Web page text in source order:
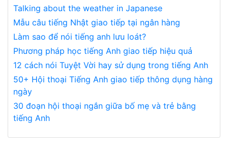
Talking about the weather in Japanese
Mẫu câu tiếng Nhật giao tiếp tại ngân hàng
Làm sao để nói tiếng anh lưu loát?
Phương pháp học tiếng Anh giao tiếp hiệu quả
12 cách nói Tuyệt Vời hay sử dụng trong tiếng Anh
50+ Hội thoại Tiếng Anh giao tiếp thông dụng hàng
ngày
30 đoạn hội thoại ngắn giữa bố mẹ và trẻ bằng
tiếng Anh